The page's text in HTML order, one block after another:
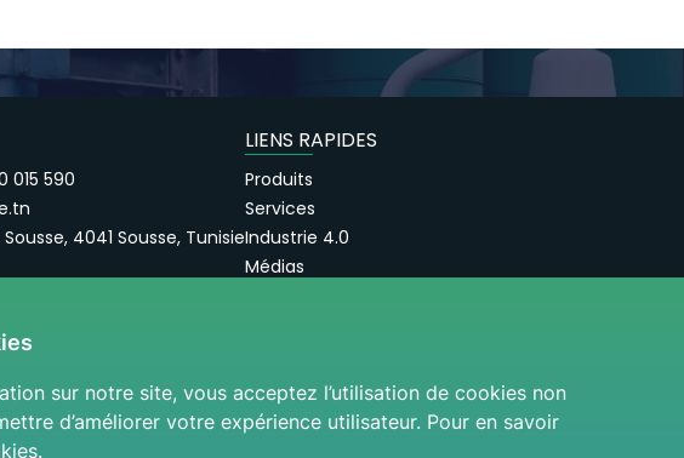
015 590
4041 Sousse, Tunisie
LIENS RAPIDES
Produits
Services
Industrie 4.0
Médias
sur notre site, vous acceptez l’utilisation de cookies non
d’améliorer votre expérience utilisateur. Pour en savoir